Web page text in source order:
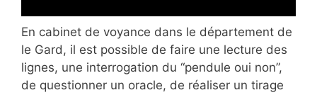
En cabinet de voyance dans le département de
le Gard, il est possible de faire une lecture des
lignes, une interrogation du “pendule oui non”,
de questionner un oracle, de réaliser un tirage